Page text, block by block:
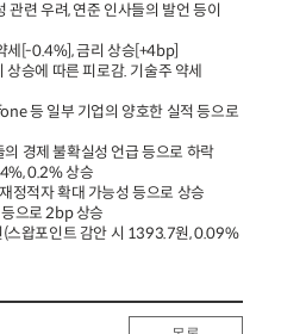
련 우려, 연준 인사들의 발언 등이
0.4%], 금리 상승[+4bp]
승에 따른 피로감. 기술주 약세
등 일부 기업의 양호한 실적 등으로
경제 불확실성 언급 등으로 하락
0.2% 상승
정적자 확대 가능성 등으로 상승
으로 2bp 상승
왑포인트 감안 시 1393.7원, 0.09%